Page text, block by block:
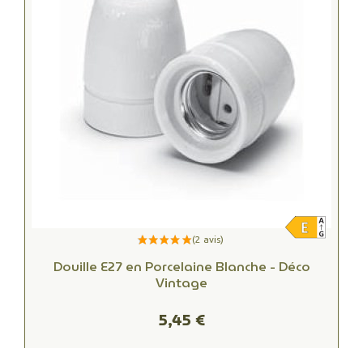
Douille E27 en Porcelaine Blanche - Déco
Vintage
5,45 €